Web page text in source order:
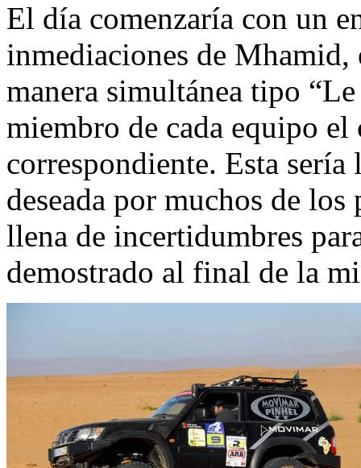
El día comenzaría con un
inmediaciones de Mhamid,
manera simultánea tipo
miembro de cada equipo
correspondiente. Esta
deseada por muchos de
llena de incertidumbres
demostrado al final de la